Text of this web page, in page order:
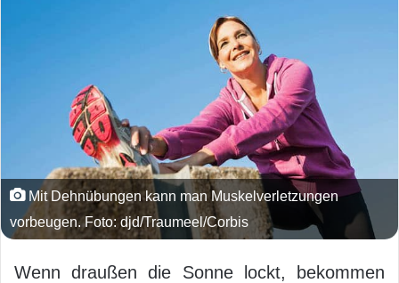
Mit Dehnübungen kann man Muskelverletzungen
vorbeugen. Foto: djd/Traumeel/Corbis
Wenn draußen die Sonne lockt, bekommen